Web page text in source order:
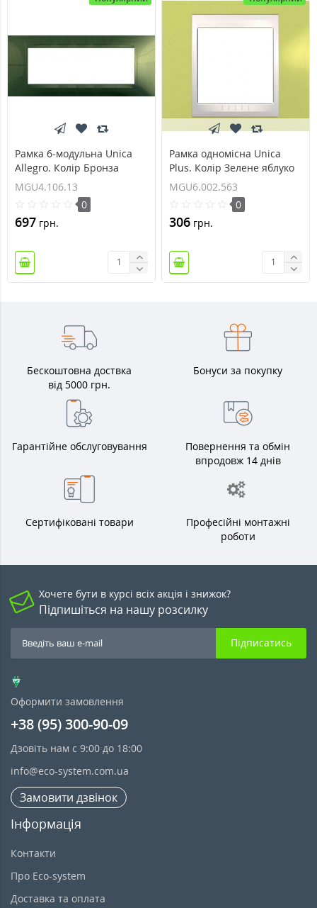
Рамка 6-модульна Unica
Allegro. Колір Бронза
MGU4.106.13
MGU4.106.13
0
697 грн.
Рамка одномісна Unica
Plus. Колір Зелене яблуко
MGU6.002.563
MGU6.002.563
0
306 грн.
Бескоштовна доствка
від 5000 грн.
Бонуси за покупку
Гарантійне обслуговування
Повернення та обмін
впродовж 14 днів
Сертифіковані товари
Професійні монтажні
роботи
Хочете бути в курсі всіх акція і знижок?
Підпишіться на нашу розсилку
Підписатись
Оформити замовлення
+38 (95) 300-90-09
Дзовіть нам с 9:00 до 18:00
info@eco-system.com.ua
Замовити дзвінок
Інформація
Контакти
Про Eco-system
Доставка та оплата